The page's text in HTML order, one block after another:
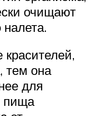
очищают
налета.
тем она
для
пища